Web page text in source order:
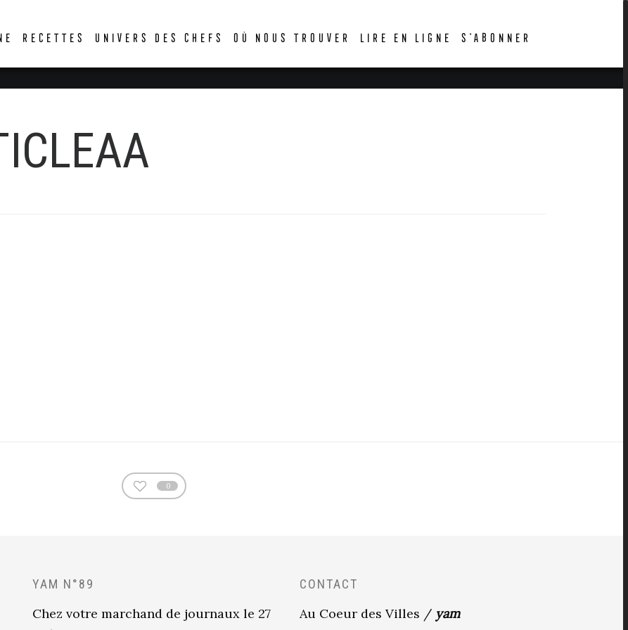
RECETTES UNIVERS DES CHEFS OÙ NOUS TROUVER LIRE EN LIGNE S’ABONNER
0
YAM N°89
Chez votre marchand de journaux le 27
CONTACT
Au Coeur des Villes / yam